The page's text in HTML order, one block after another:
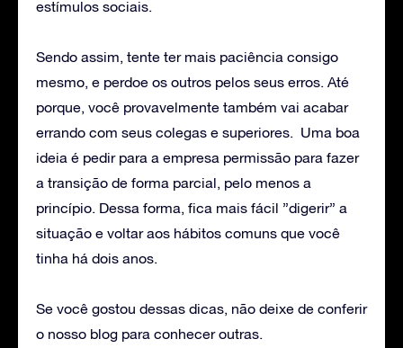
estímulos sociais.
Sendo assim, tente ter mais paciência consigo
mesmo, e perdoe os outros pelos seus erros. Até
porque, você provavelmente também vai acabar
errando com seus colegas e superiores. Uma boa
ideia é pedir para a empresa permissão para fazer
a transição de forma parcial, pelo menos a
princípio. Dessa forma, fica mais fácil ”digerir” a
situação e voltar aos hábitos comuns que você
tinha há dois anos.
Se você gostou dessas dicas, não deixe de conferir
o nosso blog para conhecer outras.